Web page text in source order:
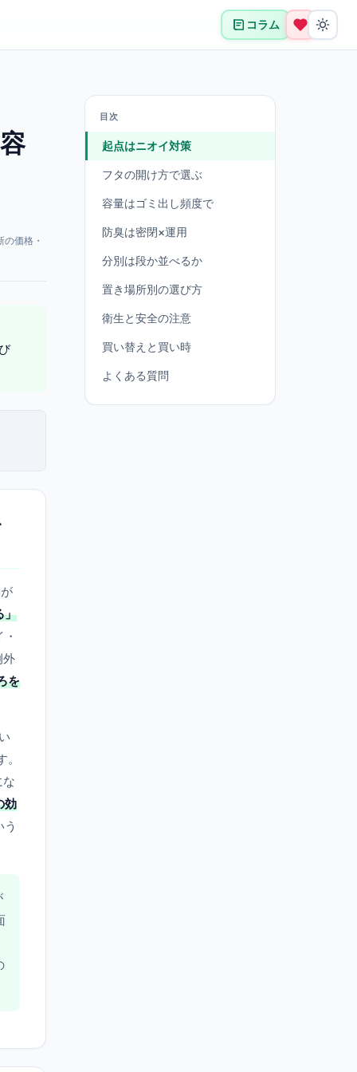
コラム
価格・
」
外
を
効
目次
起点はニオイ対策
フタの開け方で選ぶ
容量はゴミ出し頻度で
防臭は密閉×運用
分別は段か並べるか
置き場所別の選び方
衛生と安全の注意
買い替えと買い時
よくある質問